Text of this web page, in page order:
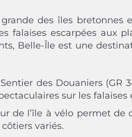
des îles bretonnes
falaises escarpées aux
Belle-Île est une
des Douaniers (GR
sur les falaises
de l’île à vélo permet de
variés.